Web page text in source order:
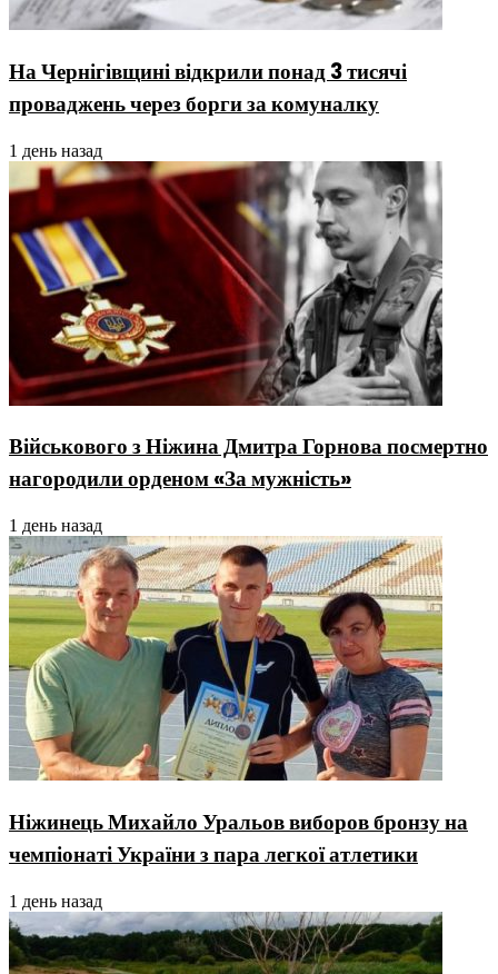
На Чернігівщині відкрили понад 3 тисячі
проваджень через борги за комуналку
1 день назад
Військового з Ніжина Дмитра Горнова посмертно
нагородили орденом «За мужність»
1 день назад
Ніжинець Михайло Уральов виборов бронзу на
чемпіонаті України з пара легкої атлетики
1 день назад